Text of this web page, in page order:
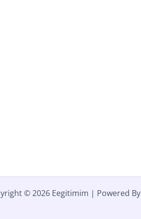
© 2026 Eegitimim | Powered By